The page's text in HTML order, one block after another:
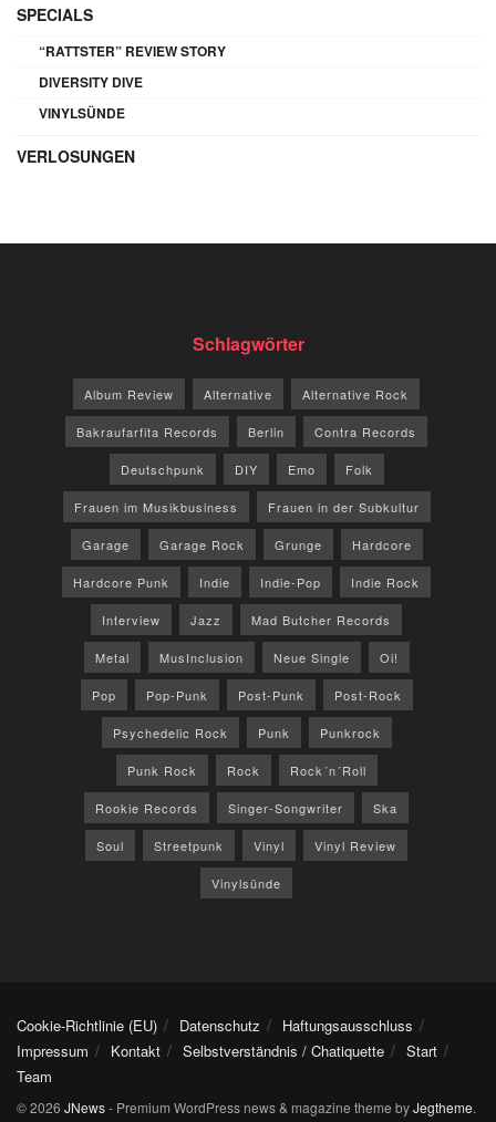
SPECIALS
“RATTSTER” REVIEW STORY
DIVERSITY DIVE
VINYLSÜNDE
VERLOSUNGEN
Schlagwörter
Album Review Alternative Alternative Rock
Bakraufarfita Records Berlin Contra Records
Deutschpunk DIY Emo Folk
Frauen im Musikbusiness Frauen in der Subkultur
Garage Garage Rock Grunge Hardcore
Hardcore Punk Indie Indie-Pop Indie Rock
Interview Jazz Mad Butcher Records
Metal MusInclusion Neue Single Oi!
Pop Pop-Punk Post-Punk Post-Rock
Psychedelic Rock Punk Punkrock
Punk Rock Rock Rock´n´Roll
Rookie Records Singer-Songwriter Ska
Soul Streetpunk Vinyl Vinyl Review
Vinylsünde
Cookie-Richtlinie (EU) Datenschutz
Haftungsausschluss
Impressum
Kontakt Selbstverständnis / Chatiquette
Start
Team
© 2026 JNews- Premium WordPress news & magazine theme byJegtheme.